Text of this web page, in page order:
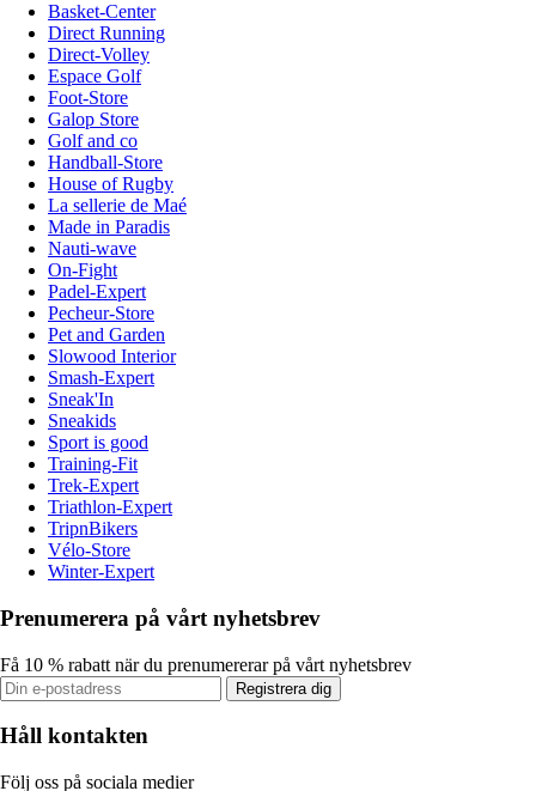
Basket-Center
Direct Running
Direct-Volley
Espace Golf
Foot-Store
Galop Store
Golf and co
Handball-Store
House of Rugby
La sellerie de Maé
Made in Paradis
Nauti-wave
On-Fight
Padel-Expert
Pecheur-Store
Pet and Garden
Slowood Interior
Smash-Expert
Sneak'In
Sneakids
Sport is good
Training-Fit
Trek-Expert
Triathlon-Expert
TripnBikers
Vélo-Store
Winter-Expert
Prenumerera på vårt nyhetsbrev
Få 10 % rabatt när du prenumererar på vårt nyhetsbrev
Registrera dig
Håll kontakten
Följ oss på sociala medier